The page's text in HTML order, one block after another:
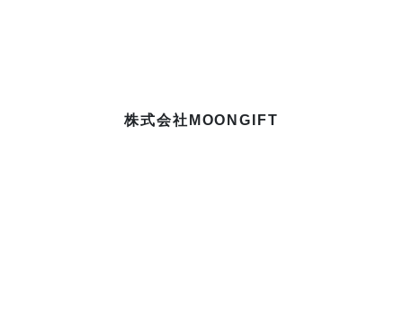
株式会社MOONGIFT